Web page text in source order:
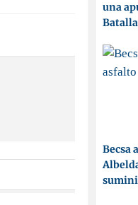
una
Batalla
Becsa